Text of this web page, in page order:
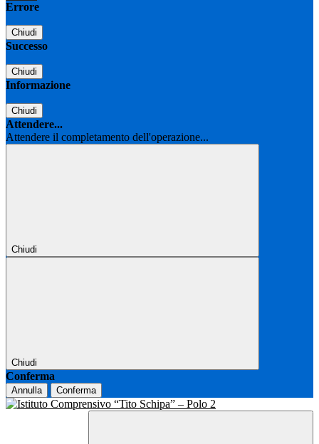
Errore
Chiudi
Successo
Chiudi
Informazione
Chiudi
Attendere...
Attendere il completamento dell'operazione...
Chiudi
Chiudi
Conferma
Annulla Conferma